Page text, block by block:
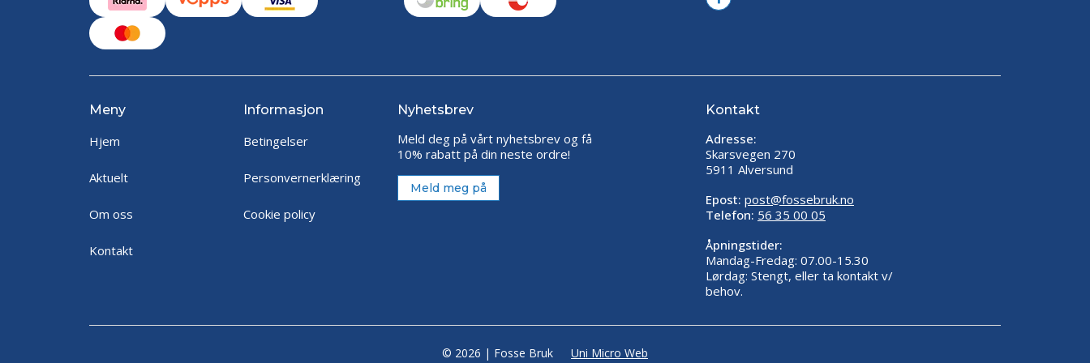
Meny
Hjem
Aktuelt
Om oss
Kontakt
Informasjon
Betingelser
Personvernerklæring
Cookie policy
Nyhetsbrev
Meld deg på vårt nyhetsbrev og få
10% rabatt på din neste ordre!
Meld meg på
Kontakt
Adresse:
Skarsvegen 270
5911 Alversund
Epost: post@fossebruk.no
Telefon: 56 35 00 05
Åpningstider:
Mandag-Fredag: 07.00-15.30
Lørdag: Stengt, eller ta kontakt v/
behov.
© 2026 | Fosse Bruk Uni Micro Web